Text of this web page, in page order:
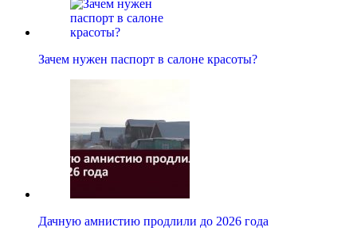
Зачем нужен паспорт в салоне красоты?
Дачную амнистию продлили до 2026 года